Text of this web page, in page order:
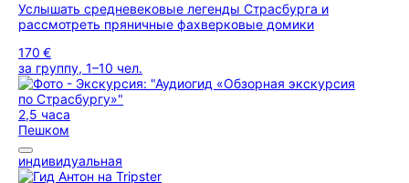
Услышать средневековые легенды Страсбурга и
рассмотреть пряничные фахверковые домики
170 €
за группу, 1–10 чел.
2,5 часа
Пешком
индивидуальная